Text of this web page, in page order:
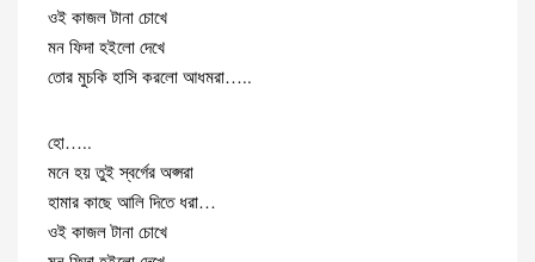
ওই কাজল টানা চোখে
মন ফিদা হইলো দেখে
তোর মুচকি হাসি করলো আধমরা…..
হো…..
মনে হয় তুই স্বর্গের অপ্সরা
হামার কাছে আলি দিতে ধরা…
ওই কাজল টানা চোখে